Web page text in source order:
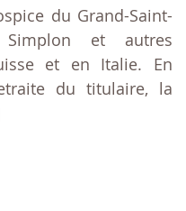
du Grand-Saint-
Simplon et autres
et en Italie. En
du titulaire, la